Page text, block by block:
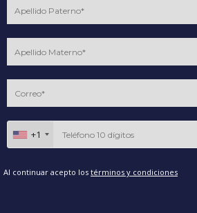
+1
Al continuar acepto los términos y condiciones